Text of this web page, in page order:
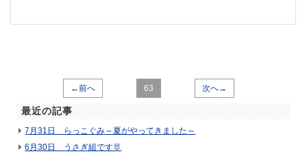
←前へ 63 次へ→
最近の記事
7月31日 らっこぐみ～夏がやってきました～
6月30日 うさぎ組です🐰